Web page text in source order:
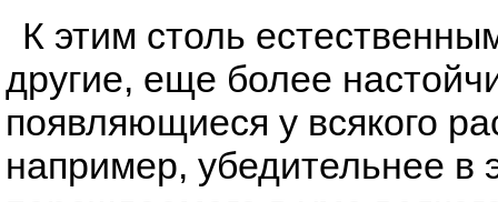
К этим столь
другие, еще более
появляющиеся у всякого
например, убедительнее в